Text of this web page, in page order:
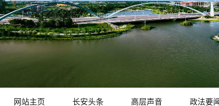
网站主页 长安头条 高层声音 政法要